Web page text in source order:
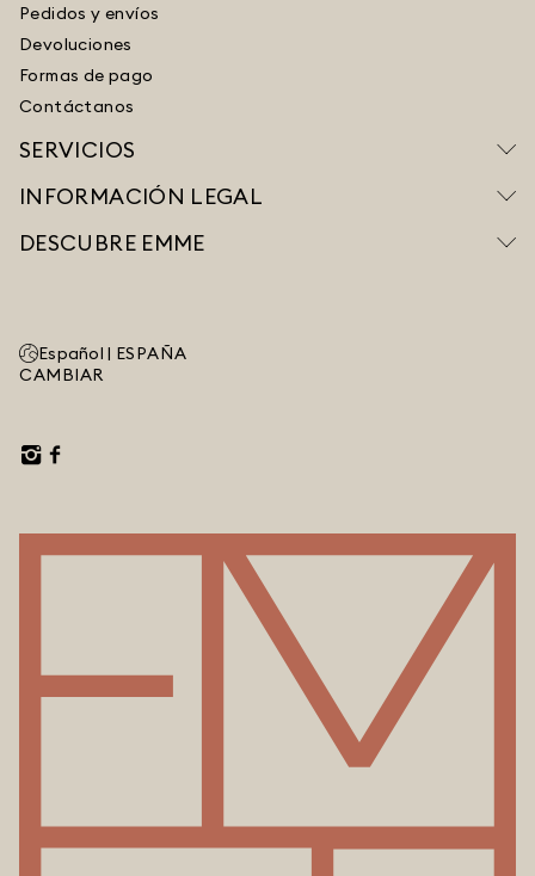
Pedidos y envíos
Devoluciones
Formas de pago
Contáctanos
SERVICIOS
INFORMACIÓN LEGAL
DESCUBRE EMME
Español | ESPAÑA
CAMBIAR